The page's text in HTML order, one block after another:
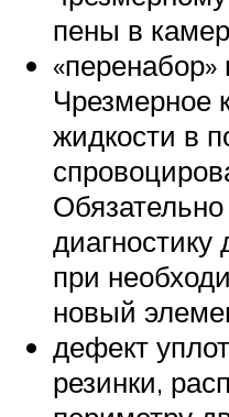
пены в
Чрезмерное
жидкости в
диагностику
при
новый
дефект
резинки,